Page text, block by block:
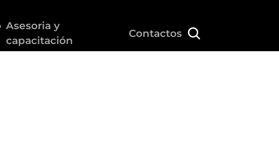
Asesoria y
capacitación
Contactos